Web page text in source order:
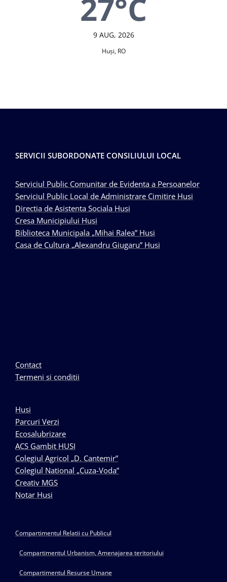
27°C
9 AUG, 2026
Huşi, RO
SERVICII SUBORDONATE CONSILIULUI LOCAL
Serviciul Public Comunitar de Evidenta a Persoanelor
Serviciul Public Local de Administrare Cimitire Husi
Directia de Asistenta Sociala Husi
Cresa Municipiului Husi
Biblioteca Municipala „Mihai Ralea” Husi
Casa de Cultura „Alexandru Giugaru” Husi
Contact
Termeni si conditii
Husi
Parcuri Verzi
Ecosalubrizare
ACS Gambit HUSI
Colegiul Agricol „D. Cantemir”
Colegiul National „Cuza-Voda”
Creativ MGS
Notar Husi
Compartimentul Relatii cu Publicul
Compartimentul Urbanism, Amenajarea teritoriului
Compartimentul Resurse Umane